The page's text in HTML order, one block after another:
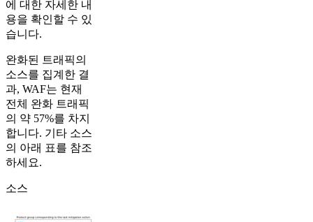
에 대한 자세한 내
용을 확인할 수 있
습니다.
완화된 트래픽의
소스를 집계한 결
과, WAF는 현재
전체 완화 트래픽
의 약 57%를 차지
합니다. 기타 소스
의 아래 표를 참조
하세요.
소스